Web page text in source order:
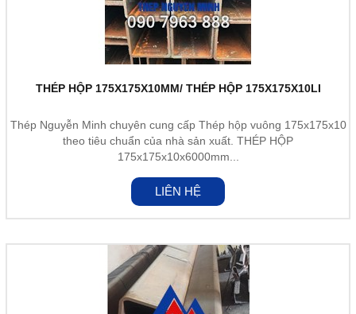
THÉP HỘP 175X175X10MM/ THÉP HỘP 175X175X10LI
Thép Nguyễn Minh chuyên cung cấp Thép hộp vuông 175x175x10
theo tiêu chuẩn của nhà sản xuất. THÉP HỘP
175x175x10x6000mm...
LIÊN HỆ